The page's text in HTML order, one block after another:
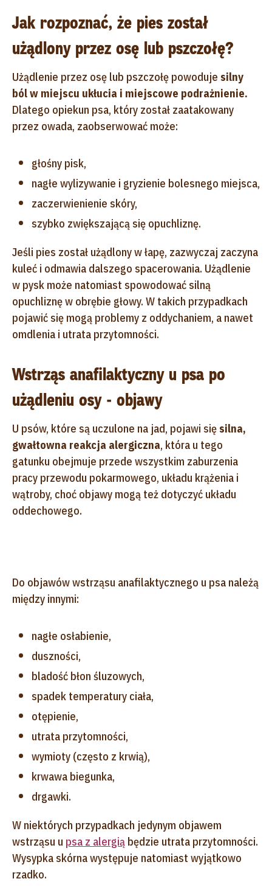
Jak rozpoznać, że pies został
użądlony przez osę lub pszczołę?
Użądlenie przez osę lub pszczołę powoduje silny
ból w miejscu ukłucia i miejscowe podrażnienie.
Dlatego opiekun psa, który został zaatakowany
przez owada, zaobserwować może:
głośny pisk,
nagłe wylizywanie i gryzienie bolesnego miejsca,
zaczerwienienie skóry,
szybko zwiększającą się opuchliznę.
Jeśli pies został użądlony w łapę, zazwyczaj zaczyna
kuleć i odmawia dalszego spacerowania. Użądlenie
w pysk może natomiast spowodować silną
opuchliznę w obrębie głowy. W takich przypadkach
pojawić się mogą problemy z oddychaniem, a nawet
omdlenia i utrata przytomności.
Wstrząs anafilaktyczny u psa po
użądleniu osy - objawy
U psów, które są uczulone na jad, pojawi sięsilna,
gwałtowna reakcja alergiczna, która u tego
gatunku obejmuje przede wszystkim zaburzenia
pracy przewodu pokarmowego, układu krążenia i
wątroby, choć objawy mogą też dotyczyć układu
oddechowego.
Do objawów wstrząsu anafilaktycznego u psa należą
między innymi:
nagłe osłabienie,
duszności,
bladość błon śluzowych,
spadek temperatury ciała,
otępienie,
utrata przytomności,
wymioty (często z krwią),
krwawa biegunka,
drgawki.
W niektórych przypadkach jedynym objawem
wstrząsu u psa z alergią będzie utrata przytomności.
Wysypka skórna występuje natomiast wyjątkowo
rzadko.